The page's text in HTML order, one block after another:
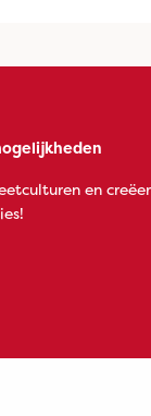
en